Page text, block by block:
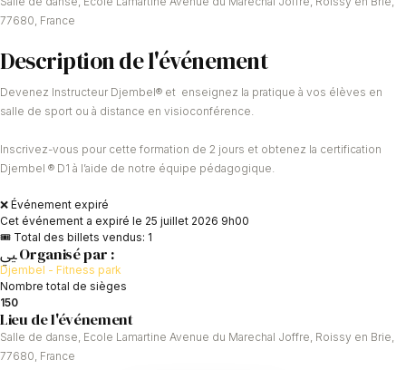
77680, France
Description de l'événement
Devenez Instructeur Djembel® et enseignez la pratique à vos élèves en
salle de sport ou à distance en visioconférence.
Inscrivez-vous pour cette formation de 2 jours et obtenez la certification
Djembel ® D1 à l’aide de notre équipe pédagogique.
❌ Événement expiré
Cet événement a expiré le 25 juillet 2026 9h00
🎟 Total des billets vendus: 1
Organisé par :
Djembel - Fitness park
Nombre total de sièges
150
Lieu de l'événement
Salle de danse, Ecole Lamartine Avenue du Marechal Joffre, Roissy en Brie,
77680, France